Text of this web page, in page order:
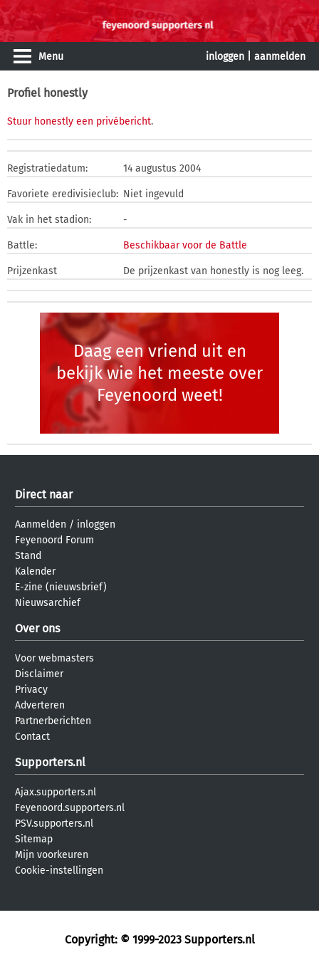
Menu inloggen aanmelden
Profiel honestly
Stuur honestly een privébericht.
Registratiedatum: 14 augustus 2004
Favoriete eredivisieclub: Niet ingevuld
Vak in het stadion: -
Battle: Beschikbaar voor de Battle
Prijzenkast De prijzenkast van honestly is nog leeg.
Daag een vriend uit en
bekijk wie het meeste over
Feyenoord weet!
Direct naar
Aanmelden / inloggen
Feyenoord Forum
Stand
Kalender
E-zine (nieuwsbrief)
Nieuwsarchief
Over ons
Voor webmasters
Disclaimer
Privacy
Adverteren
Partnerberichten
Contact
Supporters.nl
Ajax.supporters.nl
Feyenoord.supporters.nl
PSV.supporters.nl
Sitemap
Mijn voorkeuren
Cookie-instellingen
Copyright: © 1999-2023 Supporters.nl